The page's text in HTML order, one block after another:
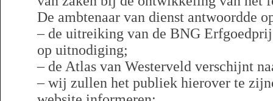
De ambtenaar van dienst antwoordde
– de uitreiking van de BNG
op uitnodiging;
– de Atlas van Westerveld verschijnt
– wij zullen het publiek hierover te